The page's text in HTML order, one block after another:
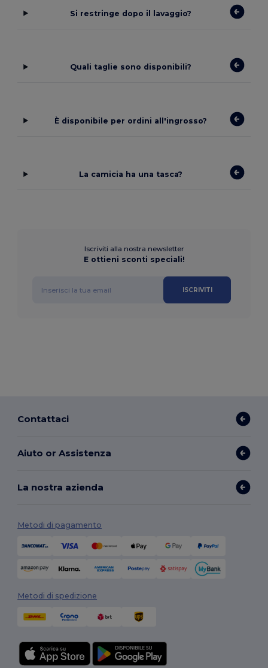
Si restringe dopo il lavaggio?
Quali taglie sono disponibili?
È disponibile per ordini all'ingrosso?
La camicia ha una tasca?
Iscriviti alla nostra newsletter
E ottieni sconti speciali!
ISCRIVITI
Contattaci
Aiuto or Assistenza
La nostra azienda
Metodi di pagamento
Metodi di spedizione